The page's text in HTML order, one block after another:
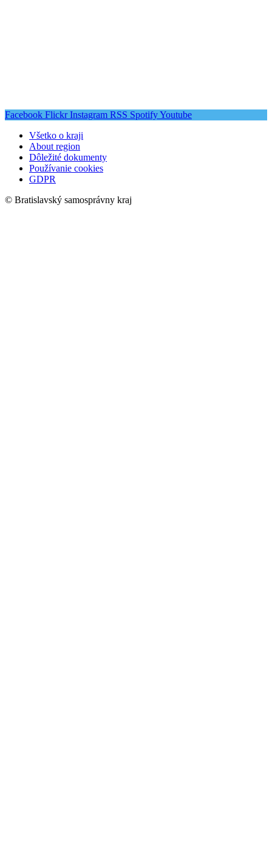
Facebook Flickr Instagram RSS SpotifyYoutube
Všetko o kraji
About region
Dôležité dokumenty
Používanie cookies
GDPR
© Bratislavský samosprávny kraj